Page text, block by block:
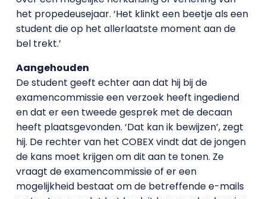
het propedeusejaar. ‘Het klinkt een beetje als een
student die op het allerlaatste moment aan de
bel trekt.’
Aangehouden
De student geeft echter aan dat hij bij de
examencommissie een verzoek heeft ingediend
en dat er een tweede gesprek met de decaan
heeft plaatsgevonden. ‘Dat kan ik bewijzen’, zegt
hij. De rechter van het COBEX vindt dat de jongen
de kans moet krijgen om dit aan te tonen. Ze
vraagt de examencommissie of er een
mogelijkheid bestaat om de betreffende e-mails